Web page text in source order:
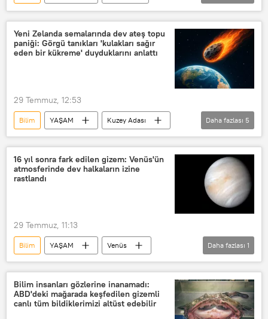
Bebek
Sağlıklı yaşam
Araştırma
Yeni Zelanda semalarında dev ateş topu
paniği: Görgü tanıkları 'kulakları sağır
eden bir kükreme' duyduklarını anlattı
29 Temmuz, 12:53
Bilim YAŞAM
Kuzey Adası
Bilim Haberleri
Bilim insanları
Uzay
meteor Meteor
Daha fazlası 5
16 yıl sonra fark edilen gizem: Venüs'ün
atmosferinde dev halkaların izine
rastlandı
29 Temmuz, 11:13
Bilim YAŞAM
Venüs
Güneş
Daha fazlası 1
Bilim insanları gözlerine inanamadı:
ABD'deki mağarada keşfedilen gizemli
canlı tüm bildiklerimizi altüst edebilir